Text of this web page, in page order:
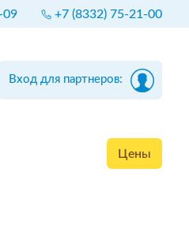
09 +7 (8332) 75-21-00
Вход для партнеров:
Цены